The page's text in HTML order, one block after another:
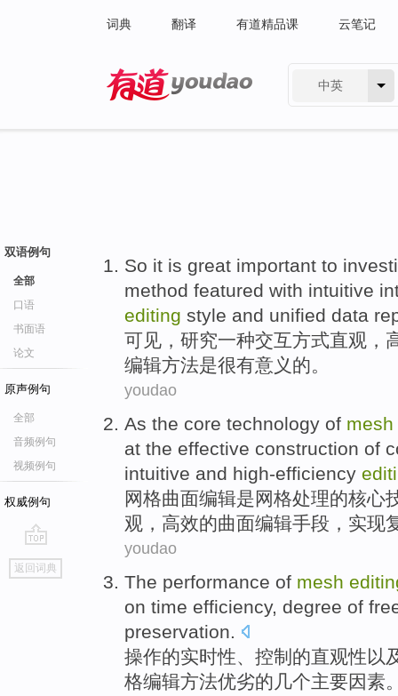
词典 翻译 有道精品课 云笔记
中英
双语例句
全部
口语
书面语
论文
原声例句
全部
音频例句
视频例句
权威例句
go
top
返回词典
So it is great important to
method featured with intuitive
editing style and unified data
可见， 研究一种交互方式直观 ，
编辑方法是很有意义的。
youdao
As the core technology of mesh
at the effective construction of
intuitive and high-efficiency
网格曲面编辑是网格处理的核心
观 ， 高效的曲面编辑手段 ，实现
youdao
The performance of mesh
on time efficiency, degree of
preservation
操作的实时性 控制 的直观性 以
格编辑方法优劣的几个主要因素